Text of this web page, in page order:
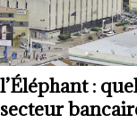
: